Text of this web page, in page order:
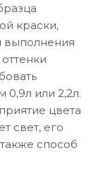
краски,
выполнения
0,9л или 2,2л.
цвета
свет, его
способ